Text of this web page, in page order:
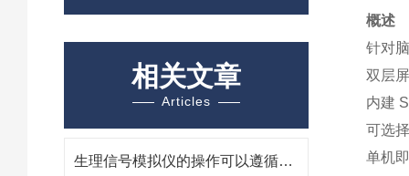
相关文章
Articles
生理信号模拟仪的操作可以遵循以下基本步骤
概述
针对
双层
内建
可选
单机